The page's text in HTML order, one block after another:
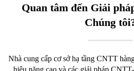
Quan tâm đến Giải
Chúng
Nhà cung cấp cơ sở hạ tầng CNTT